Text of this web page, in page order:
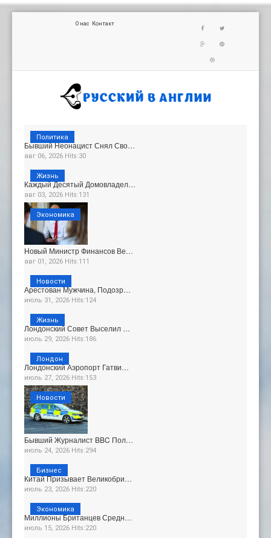
О нас Контакт
Бывший Неонацист Снял Сво…
авг 06, 2026 Hits:30
Политика
Каждый Десятый Домовладел…
авг 03, 2026 Hits:131
Жизнь
Новый Министр Финансов Ве…
авг 01, 2026 Hits:111
Экономика
Арестован Мужчина, Подозр…
июль 31, 2026 Hits:124
Новости
Лондонский Совет Выселил …
июль 29, 2026 Hits:186
Жизнь
Лондонский Аэропорт Гатви…
июль 27, 2026 Hits:153
Лондон
Бывший Журналист BBC Пол…
июль 24, 2026 Hits:294
Новости
Китай Призывает Великобри…
июль 23, 2026 Hits:220
Бизнес
Миллионы Британцев Средн…
июль 15, 2026 Hits:220
Экономика